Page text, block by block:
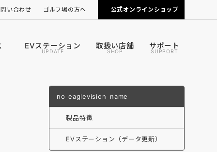
い合わせ ゴルフ場の方へ
カートナビの導入について
公式オンラインショップ
EVステーション
UPDATE
取扱い店舗
SHOP
サポート
SUPPORT
no_eaglevision_name
製品特徴
EVステーション（データ更新）